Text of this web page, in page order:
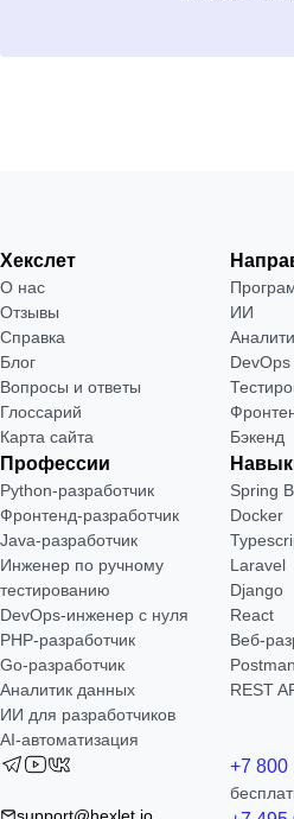
Хекслет
О нас
Отзывы
Справка
Блог
Вопросы и ответы
Глоссарий
Карта сайта
ИИ
DevOps
Бэкенд
Профессии
Python-разработчик
Фронтенд-разработчик
Java-разработчик
Инженер по ручному
тестированию
DevOps-инженер с нуля
РНР-разработчик
Go-разработчик
Аналитик данных
ИИ для разработчиков
AI-автоматизация
Spring
Docker
Laravel
Django
React
Веб-
Postman
REST
+7 800